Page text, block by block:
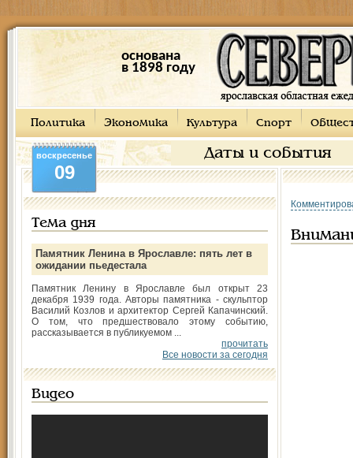
основана
в 1898 году
Политика Экономика Культура Спорт
Даты и события
воскресенье
09
Тема дня
Памятник Ленина в Ярославле: пять лет в
ожидании пьедестала
Памятник Ленину в Ярославле был открыт 23
декабря 1939 года. Авторы памятника - скульптор
Василий Козлов и архитектор Сергей Капачинский.
О том, что предшествовало этому событию,
рассказывается в публикуемом ...
прочитать
Все новости за сегодня
Видео